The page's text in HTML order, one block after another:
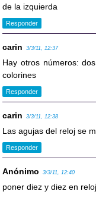
de la izquierda
Responder
carin 3/3/11, 12:37
Hay otros números:
colorines
Responder
carin 3/3/11, 12:38
Las agujas del reloj se
Responder
Anónimo 3/3/11, 12:40
poner diez y diez en